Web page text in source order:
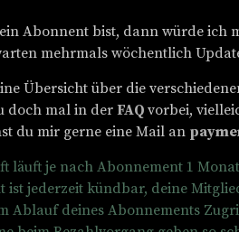
Abonnent bist, dann würde ich
mehrmals wöchentlich
Übersicht über die
doch mal in derFAQ vorbei,
du mir gerne eine Mail an
läuft je nach Abonnement 1
ist jederzeit kündbar, deine
Ablauf deines Abonnements